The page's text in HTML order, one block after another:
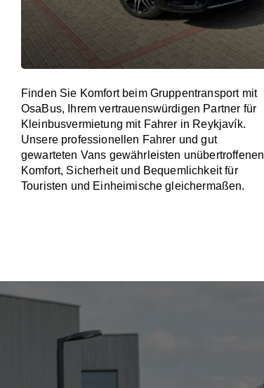
Finden Sie Komfort beim Gruppentransport mit
OsaBus, Ihrem vertrauenswürdigen Partner für
Kleinbusvermietung mit Fahrer in Reykjavík.
Unsere professionellen Fahrer und gut
gewarteten Vans gewährleisten unübertroffenen
Komfort, Sicherheit und Bequemlichkeit für
Touristen und Einheimische gleichermaßen.